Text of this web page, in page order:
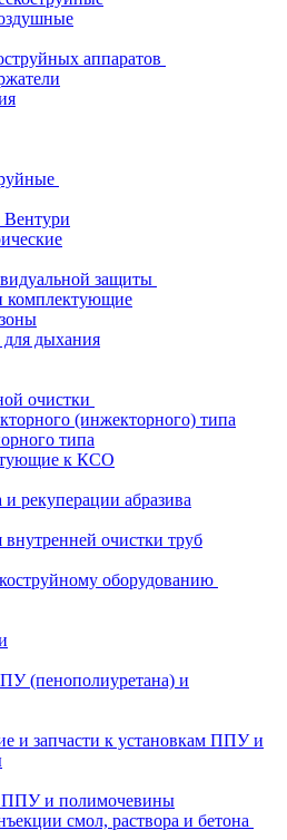
аппаратов
защиты
дыхания
очистки
(инжекторного) типа
типа
к КСО
рекуперации абразива
внутренней очистки труб
оборудованию
(пенополиуретана) и
и запчасти к установкам ППУ и
ППУ и полимочевины
смол, раствора и бетона